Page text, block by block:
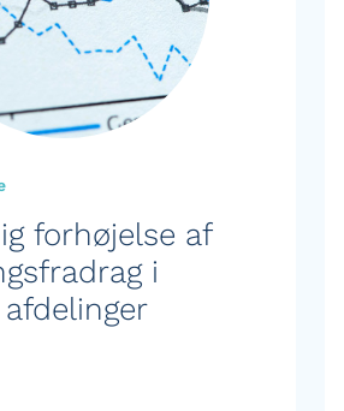
forhøjelse af
i